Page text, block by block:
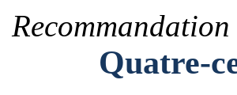
Quatre-